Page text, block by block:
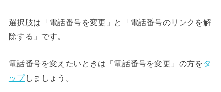
選択肢は「電話番号を変更」と「電話番号のリンクを解
除する」です。
電話番号を変えたいときは「電話番号を変更」の方を タ
ップしましょう。